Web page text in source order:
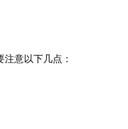
意以下几点：